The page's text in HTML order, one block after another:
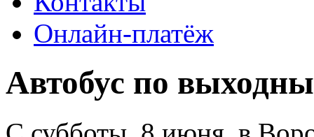
Онлайн-платёж
Автобус по